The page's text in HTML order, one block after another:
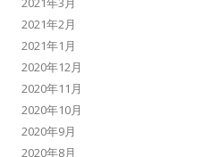
2021年2月
2021年1月
2020年12月
2020年11月
2020年10月
2020年9月
2020年8月